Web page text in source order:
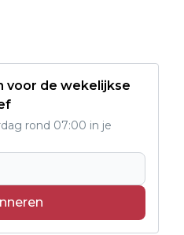
voor de wekelijkse
rond 07:00 in je